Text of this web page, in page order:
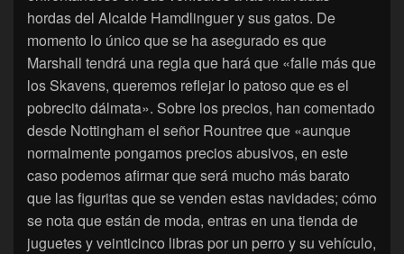
hordas del Alcalde Hamdlinguer y sus gatos. De
momento lo único que se ha asegurado es que
Marshall tendrá una regla que hará que «falle más que
los Skavens, queremos reflejar lo patoso que es el
pobrecito dálmata». Sobre los precios, han comentado
desde Nottingham el señor Rountree que «aunque
normalmente pongamos precios abusivos, en este
caso podemos afirmar que será mucho más barato
que las figuritas que se venden estas navidades; cómo
se nota que están de moda, entras en una tienda de
juguetes y veinticinco libras por un perro y su vehículo,